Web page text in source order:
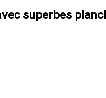
superbes